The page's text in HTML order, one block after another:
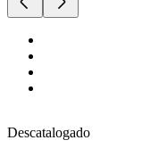
Descatalogado